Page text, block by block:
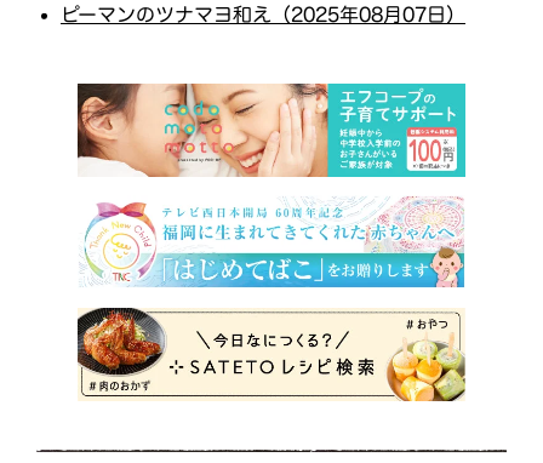
ピーマンのツナマヨ和え（2025年08月07日）